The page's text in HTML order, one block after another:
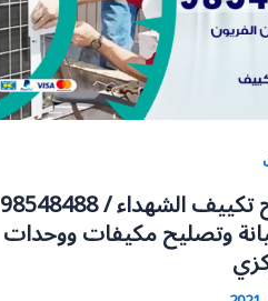
فني تصليح تكييف الشهداء / 98548488
وتصليح مكيفات ووحدات